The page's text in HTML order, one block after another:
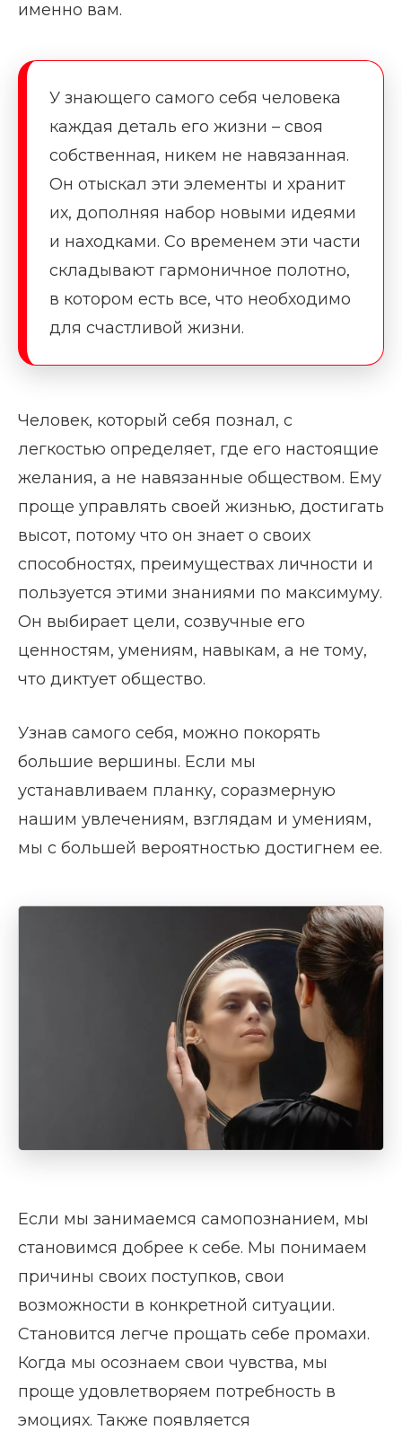
именно вам.
У знающего самого себя человека
каждая деталь его жизни – своя
собственная, никем не навязанная.
Он отыскал эти элементы и хранит
их, дополняя набор новыми идеями
и находками. Со временем эти части
складывают гармоничное полотно,
в котором есть все, что необходимо
для счастливой жизни.
Человек, который себя познал, с
легкостью определяет, где его настоящие
желания, а не навязанные обществом. Ему
проще управлять своей жизнью, достигать
высот, потому что он знает о своих
способностях, преимуществах личности и
пользуется этими знаниями по максимуму.
Он выбирает цели, созвучные его
ценностям, умениям, навыкам, а не тому,
что диктует общество.
Узнав самого себя, можно покорять
большие вершины. Если мы
устанавливаем планку, соразмерную
нашим увлечениям, взглядам и умениям,
мы с большей вероятностью достигнем ее.
Если мы занимаемся самопознанием, мы
становимся добрее к себе. Мы понимаем
причины своих поступков, свои
возможности в конкретной ситуации.
Становится легче прощать себе промахи.
Когда мы осознаем свои чувства, мы
проще удовлетворяем потребность в
эмоциях. Также появляется